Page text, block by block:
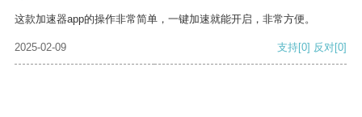
这款加速器app的操作非常简单，一键加速就能开启，非常方便。
2025-02-09 支持[0] 反对[0]